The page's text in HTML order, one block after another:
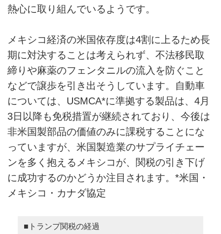
熱心に取り組んでいるようです。
メキシコ経済の米国依存度は4割に上るため長
期に対決することは考えられず、不法移民取
締りや麻薬のフェンタニルの流入を防ぐこと
などで譲歩を引き出そうしています。自動車
については、USMCA*に準拠する製品は、4月
3日以降も免税措置が継続されており、今後は
非米国製部品の価値のみに課税することにな
っていますが、米国製造業のサプライチェー
ンを多く抱えるメキシコが、関税の引き下げ
に成功するのかどうか注目されます。*米国・
メキシコ・カナダ協定
■トランプ関税の経過